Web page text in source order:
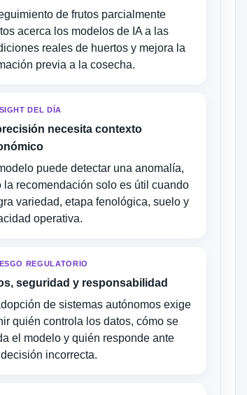
de frutos parcialmente
acerca los modelos de IA a las
reales de huertos y mejora la
previa a la cosecha.
DEL DÍA
necesita contexto
puede detectar una anomalía,
la recomendación solo es útil cuando
variedad, etapa fenológica, suelo y
operativa.
REGULATORIO
seguridad y responsabilidad
de sistemas autónomos exige
quién controla los datos, cómo se
el modelo y quién responde ante
incorrecta.